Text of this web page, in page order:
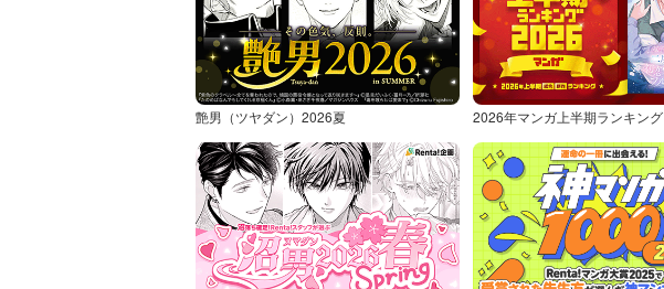
艶男（ツヤダン）2026夏 2026年マンガ上半期ランキング